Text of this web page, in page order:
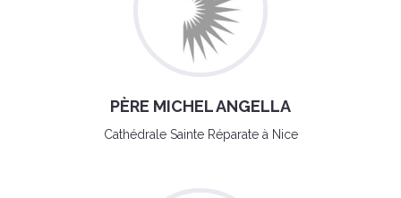
PÈRE MICHEL ANGELLA
Cathédrale Sainte Réparate à Nice